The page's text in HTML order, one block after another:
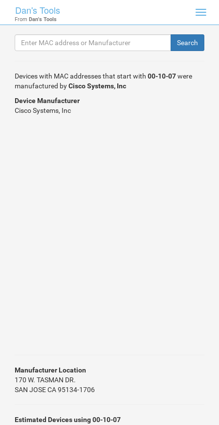
Dan's Tools
From Dan's Tools
Devices with MAC addresses that start with 00-10-07were
manufactured byCisco Systems, Inc
Device Manufacturer
Cisco Systems, Inc
Manufacturer Location
170 W. TASMAN DR.
SAN JOSE CA 95134-1706
Estimated Devices using 00-10-07